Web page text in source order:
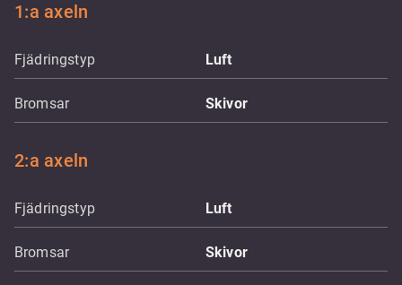
1:a axeln
Fjädringstyp Luft
Bromsar Skivor
2:a axeln
Fjädringstyp Luft
Bromsar Skivor